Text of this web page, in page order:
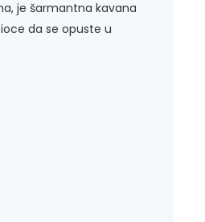
je šarmantna kavana
da se opuste u